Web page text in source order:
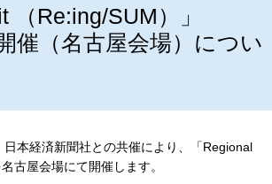
（Re:ing/SUM）」
催（名古屋会場）につい
本経済新聞社との共催により、「Regional
古屋会場にて開催します。